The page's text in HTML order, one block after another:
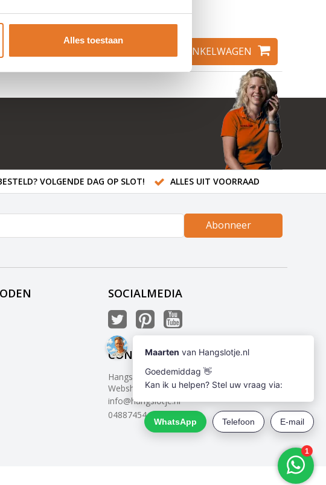
Alles toestaan
TOEVOEGEN AAN WINKELWAGEN
VOLGENDE DAG OP SLOT! ALLES UIT VOORRAAD
Abonneer
SOCIALMEDIA
CONTACT
Hangslotje
Webshop met voordelige hangsloten
info@hangslotje.nl
0488745447